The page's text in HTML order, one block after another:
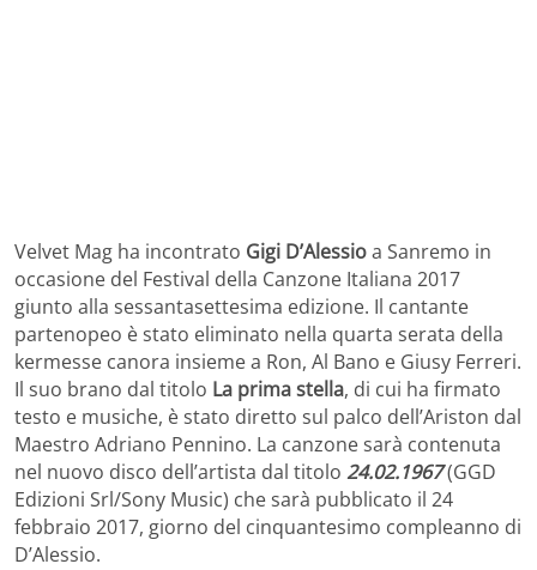
Velvet Mag ha incontrato Gigi D’Alessioa Sanremo in
occasione del Festival della Canzone Italiana 2017
giunto alla sessantasettesima edizione. Il cantante
partenopeo è stato eliminato nella quarta serata della
kermesse canora insieme a Ron, Al Bano e Giusy Ferreri.
Il suo brano dal titolo La prima stella, di cui ha firmato
testo e musiche, è stato diretto sul palco dell’Ariston dal
Maestro Adriano Pennino. La canzone sarà contenuta
nel nuovo disco dell’artista dal titolo 24.02.1967(GGD
Edizioni Srl/Sony Music) che sarà pubblicato il 24
febbraio 2017, giorno del cinquantesimo compleanno di
D’Alessio.